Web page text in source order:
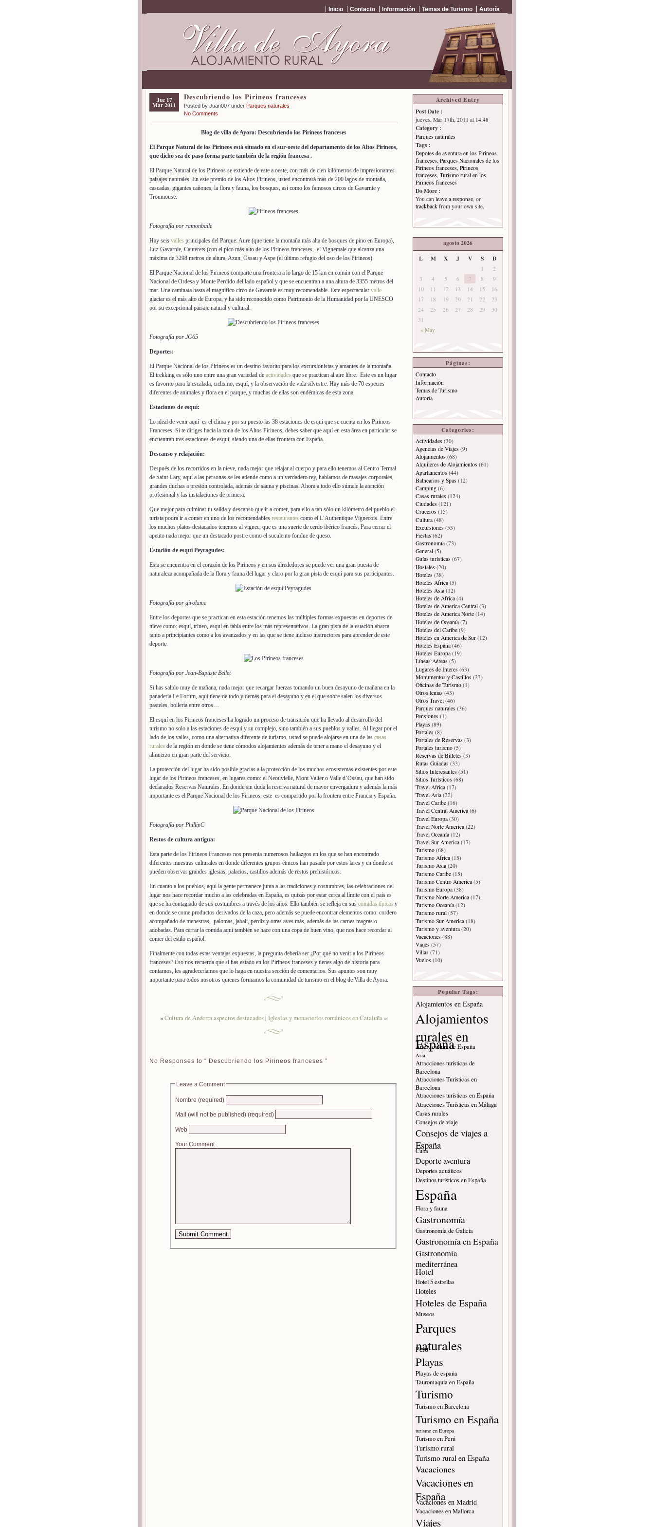
Inicio Contacto Información Temas de Turismo Autoría
Jue 17
Mar 2011
Descubriendo los Pirineos franceses
Posted by Juan007 under Parques naturales
No Comments
Blog de villa de Ayora: Descubriendo los Pirineos franceses
El Parque Natural de los Pirineos está situado en el sur-oeste del departamento de los Altos Pirineos,
que dicho sea de paso forma parte también de la región francesa .
El Parque Natural de los Pirineos se extiende de este a oeste, con más de cien kilómetros de impresionantes
paisajes naturales. En este premio de los Altos Pirineos, usted encontrará más de 200 lagos de montaña,
cascadas, gigantes cañones, la flora y fauna, los bosques, así como los famosos circos de Gavarnie y
Troumouse.
Fotografía por ramonbaile
Hay seis valles principales del Parque: Aure (que tiene la montaña más alta de bosques de pino en Europa),
Luz-Gavarnie, Cauterets (con el pico más alto de los Pirineos franceses, el Vignemale que alcanza una
máxima de 3298 metros de altura, Azun, Ossau y Aspe (el último refugio del oso de los Pirineos).
El Parque Nacional de los Pirineos comparte una frontera a lo largo de 15 km en común con el Parque
Nacional de Ordesa y Monte Perdido del lado español y que se encuentran a una altura de 3355 metros del
mar. Una caminata hasta el magnífico circo de Gavarnie es muy recomendable. Este espectacular valle
glaciar es el más alto de Europa, y ha sido reconocido como Patrimonio de la Humanidad por la UNESCO
por su excepcional paisaje natural y cultural.
Fotografía por JG65
Deportes:
El Parque Nacional de los Pirineos es un destino favorito para los excursionistas y amantes de la montaña.
El trekking es sólo uno entre una gran variedad de actividades que se practican al aire libre. Este es un lugar
es favorito para la escalada, ciclismo, esquí, y la observación de vida silvestre. Hay más de 70 especies
diferentes de animales y flora en el parque, y muchas de ellas son endémicas de esta zona.
Estaciones de esquí:
Lo ideal de venir aquí es el clima y por su puesto las 38 estaciones de esquí que se cuenta en los Pirineos
Franceses. Si te diriges hacia la zona de los Altos Pirineos, debes saber que aquí en esta área en particular se
encuentran tres estaciones de esquí, siendo una de ellas frontera con España.
Descanso y relajación:
Después de los recorridos en la nieve, nada mejor que relajar al cuerpo y para ello tenemos al Centro Termal
de Saint-Lary, aquí a las personas se les atiende como a un verdadero rey, hablamos de masajes corporales,
grandes duchas a presión controlada, además de sauna y piscinas. Ahora a todo ello súmele la atención
profesional y las instalaciones de primera.
Que mejor para culminar tu salida y descanso que ir a comer, para ello a tan sólo un kilómetro del pueblo el
turista podrá ir a comer en uno de los recomendables restaurantes como el L’Authentique Vignecois. Entre
los muchos platos destacados tenemos al vignec, que es una suerte de cerdo ibérico francés. Para cerrar el
apetito nada mejor que un destacado postre como el suculento fondue de queso.
Estación de esquí Peyragudes:
Esta se encuentra en el corazón de los Pirineos y en sus alrededores se puede ver una gran puesta de
naturaleza acompañada de la flora y fauna del lugar y claro por la gran pista de esquí para sus participantes.
Fotografía por girolame
Entre los deportes que se practican en esta estación tenemos las múltiples formas expuestas en deportes de
nieve como: esquí, trineo, esquí en tabla entre los más representativos. La gran pista de la estación abarca
tanto a principiantes como a los avanzados y en las que se tiene incluso instructores para aprender de este
deporte.
Fotografía por Jean-Baptiste Bellet
Si has salido muy de mañana, nada mejor que recargar fuerzas tomando un buen desayuno de mañana en la
panadería Le Forum, aquí tiene de todo y demás para el desayuno y en el que sobre salen los diversos
pasteles, bollería entre otros…
El esquí en los Pirineos franceses ha logrado un proceso de transición que ha llevado al desarrollo del
turismo no solo a las estaciones de esquí y su complejo, sino también a sus pueblos y valles. Al llegar por el
lado de los valles, como una alternativa diferente de turismo, usted se puede alojarse en una de las casas
rurales de la región en donde se tiene cómodos alojamientos además de tener a mano el desayuno y el
almuerzo en gran parte del servicio.
La protección del lugar ha sido posible gracias a la protección de los muchos ecosistemas existentes por este
lugar de los Pirineos franceses, en lugares como: el Neouvielle, Mont Valier o Valle d’Ossau, que han sido
declarados Reservas Naturales. En donde sin duda la reserva natural de mayor envergadura y además la más
importante es el Parque Nacional de los Pirineos, este es compartido por la frontera entre Francia y España.
Fotografía por PhillipC
Restos de cultura antigua:
Esta parte de los Pirineos Franceses nos presenta numerosos hallazgos en los que se han encontrado
diferentes muestras culturales en donde diferentes grupos étnicos han pasado por estos lares y en donde se
pueden observar grandes iglesias, palacios, castillos además de restos prehistóricos.
En cuanto a los pueblos, aquí la gente permanece junta a las tradiciones y costumbres, las celebraciones del
lugar nos hace recordar mucho a las celebradas en España, es quizás por estar cerca al límite con el país es
que se ha contagiado de sus costumbres a través de los años. Ello también se refleja en sus comidas típicas y
en donde se come productos derivados de la caza, pero además se puede encontrar elementos como: cordero
acompañado de menestras, palomas, jabalí, perdiz y otras aves más, además de las carnes magras o
adobadas. Para cerrar la comida aquí también se hace con una copa de buen vino, que nos hace recordar al
comer del estilo español.
Finalmente con todas estas ventajas expuestas, la pregunta debería ser ¿Por qué no venir a los Pirineos
franceses? Eso nos recuerda que si has estado en los Pirineos franceses y tienes algo de historia para
contarnos, les agradeceríamos que lo haga en nuestra sección de comentarios. Sus apuntes son muy
importante para todos nosotros quienes formamos la comunidad de turismo en el blog de Villa de Ayora.
«Cultura de Andorra aspectos destacados| Iglesias y monasterios románicos en Cataluña»
No Responses to “ Descubriendo los Pirineos franceses ”
Leave a Comment
Nombre (required)
Mail (will not be published) (required)
Web
Your Comment
Archived Entry
Post Date :
jueves, Mar 17th, 2011 at 14:48
Category :
Parques naturales
Tags :
Depotes de aventura en los Pirineos
franceses Parques Nacionales de los
Pirineos franceses Pirineos
franceses Turismo rural en los
Pirineos franceses
Do More :
You can leave a response, or
trackback from your own site.
agosto 2026
L
M X J V S D
« May
1
2
3
4 5 6 7 8
9
10
11 12 13 14 15
16
17
18 19 20 21 22
23
24
25 26 27 28 29
30
31
Páginas:
Contacto
Información
Temas de Turismo
Autoría
Categories:
Actividades (30)
Agencias de Viajes (9)
Alojamientos (68)
Alquileres de Alojamientos (61)
Apartamentos (44)
Balnearios y Spas (12)
Camping (6)
Casas rurales (124)
Ciudades (121)
Cruceros (15)
Cultura (48)
Excursiones (53)
Fiestas (62)
Gastronomía (73)
General (5)
Guías turísticas (67)
Hostales (20)
Hoteles (38)
Hoteles Africa (5)
Hoteles Asia (12)
Hoteles de Africa (4)
Hoteles de America Central (3)
Hoteles de America Norte (14)
Hoteles de Oceanía (7)
Hoteles del Caribe (9)
Hoteles en America de Sur (12)
Hoteles España (46)
Hoteles Europa (19)
Líneas Aéreas (5)
Lugares de Interes (63)
Monumentos y Castillos (23)
Oficinas de Turismo (1)
Otros temas (43)
Otros Travel (46)
Parques naturales (36)
Pensiones (1)
Playas (89)
Portales (8)
Portales de Reservas (3)
Portales turismo (5)
Reservas de Billetes (3)
Rutas Guiadas (33)
Sitios Interesantes (51)
Sitios Turísticos (68)
Travel Africa (17)
Travel Asia (22)
Travel Caribe (16)
Travel Central America (6)
Travel Europa (30)
Travel Norte America (22)
Travel Oceanía (12)
Travel Sur America (17)
Turismo (68)
Turismo Africa (15)
Turismo Asia (20)
Turismo Caribe (15)
Turismo Centro America (5)
Turismo Europa (38)
Turismo Norte America (17)
Turismo Oceanía (12)
Turismo rural (57)
Turismo Sur America (18)
Turismo y aventura (20)
Vacaciones (88)
Viajes (57)
Villas (71)
Vuelos (10)
Popular Tags:
Alojamientos en España
Alojamientos
rurales en
España
Arte y cultura de España
Asia
Atracciones turísticas de
Barcelona
Atracciones Turísticas en
Barcelona
Atracciones turísticas en España
Atracciones Turísticas en Málaga
Casas rurales
Consejos de viaje
Consejos de viajes a
España
Cuba
Deporte aventura
Deportes acuáticos
Destinos turísticos en España
España
Flora y fauna
Gastronomía
Gastronomía de Galicia
Gastronomía en España
Gastronomía
mediterránea
Hotel
Hotel 5 estrellas
Hoteles
Hoteles de España
Museos
Parques
naturales
Peru
Playas
Playas de españa
Tauromaquia en España
Turismo
Turismo en Barcelona
Turismo en España
turismo en Europa
Turismo en Perú
Turismo rural
Turismo rural en España
Vacaciones
Vacaciones en
España
Vacaciones en Madrid
Vacaciones en Mallorca
Viajes